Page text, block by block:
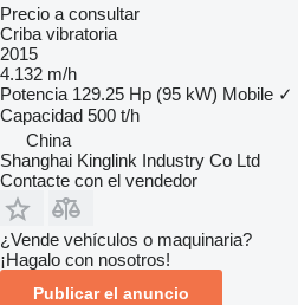
Precio a consultar
Criba vibratoria
2015
4.132 m/h
Potencia 129.25 Hp (95 kW) Mobile ✓
Capacidad 500 t/h
China
Shanghai Kinglink Industry Co Ltd
Contacte con el vendedor
¿Vende vehículos o maquinaria?
¡Hagalo con nosotros!
Publicar el anuncio